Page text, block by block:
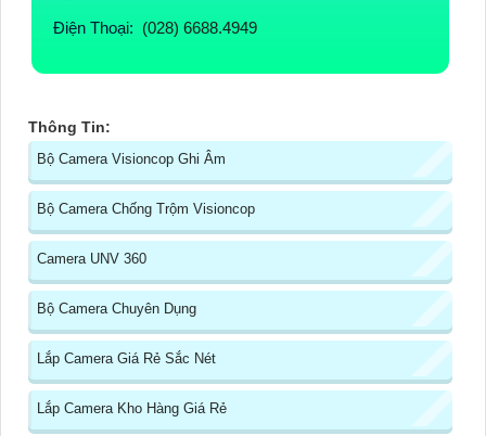
Điện Thoại: (028) 6688.4949
Thông Tin:
Bộ Camera Visioncop Ghi Âm
Bộ Camera Chống Trộm Visioncop
Camera UNV 360
Bộ Camera Chuyên Dụng
Lắp Camera Giá Rẻ Sắc Nét
Lắp Camera Kho Hàng Giá Rẻ